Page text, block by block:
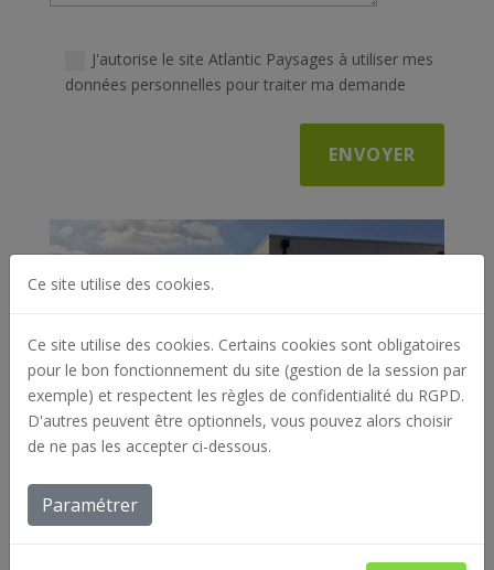
J'autorise le site Atlantic Paysages à utiliser mes
données personnelles pour traiter ma demande
Ce site utilise des cookies.
Ce site utilise des cookies. Certains cookies sont obligatoires
pour le bon fonctionnement du site (gestion de la session par
exemple) et respectent les règles de confidentialité du RGPD.
D'autres peuvent être optionnels, vous pouvez alors choisir
de ne pas les accepter ci-dessous.
Paramétrer